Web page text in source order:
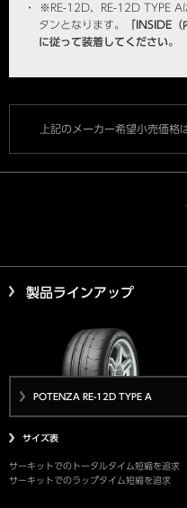
※RE-12D、RE-12D TYPE A
タンとなります。
「INSIDE
に従って装着してください。
上記のメーカー希望小売価
製品ラインアップ
POTENZA RE-12D TYPE A
サイズ表
サーキットでのトータルタイム短縮を追求
サーキットでのラップタイム短縮を追求